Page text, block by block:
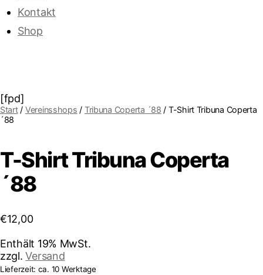
Kontakt
Shop
[fpd]
Start/ Vereinsshops / Tribuna Coperta ´88 / T-Shirt Tribuna Coperta
´88
T-Shirt Tribuna Coperta
´88
€12,00
Enthält 19% MwSt.
zzgl.Versand
Lieferzeit: ca. 10 Werktage